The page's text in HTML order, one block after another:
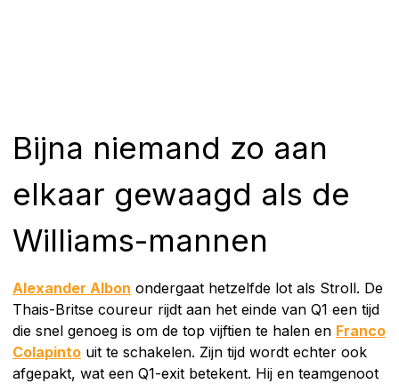
Bijna niemand zo aan
elkaar gewaagd als de
Williams-mannen
Alexander Albon ondergaat hetzelfde lot als Stroll. De
Thais-Britse coureur rijdt aan het einde van Q1 een tijd
die snel genoeg is om de top vijftien te halen en Franco
Colapinto uit te schakelen. Zijn tijd wordt echter ook
afgepakt, wat een Q1-exit betekent. Hij en teamgenoot